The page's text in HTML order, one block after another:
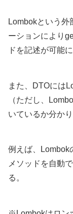
Lombokという
ーションにより
ドを記述が可能に
また、DTOには
（ただし、
いているか分か
例えば、Lombok
メソッドを自動
る。